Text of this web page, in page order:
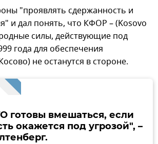
"проявлять сдержанность и
и дал понять, что КФОР – (Kosovo
силы, действующие под
года для обеспечения
не останутся в стороне.
готовы вмешаться, если
окажется под угрозой", –